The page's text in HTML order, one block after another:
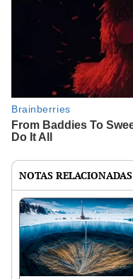
NOTAS RELACIONADAS